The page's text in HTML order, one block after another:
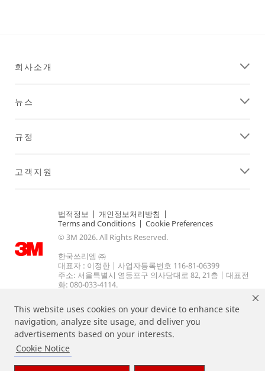
This website uses cookies on your device to enhance site
navigation, analyze site usage, and deliver you
advertisements based on your interests.
Cookie Notice
회사소개
뉴스
규정
고객지원
법적정보 | 개인정보처리방침 |
Terms and Conditions | Cookie Preferences
© 3M 2026. All Rights Reserved.
한국쓰리엠 ㈜
대표자 : 이정한 | 사업자등록번호 116-81-06399
주소: 서울특별시 영등포구 의사당대로 82, 21층 | 대표전
화: 080-033-4114.